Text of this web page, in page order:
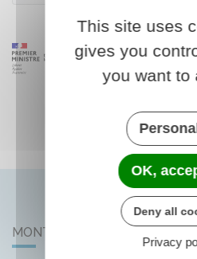
MONTLIARD
This site uses
gives you
you want to
OK,
Deny all
Privacy